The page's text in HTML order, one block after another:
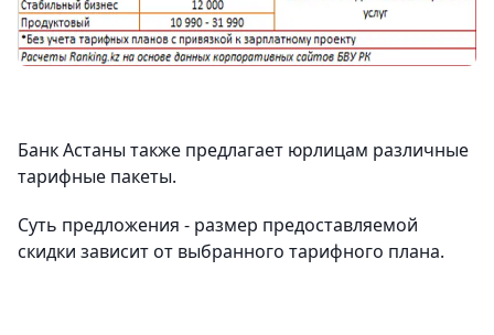
Банк Астаны также предлагает юрлицам различные
тарифные пакеты.
Суть предложения - размер предоставляемой
скидки зависит от выбранного тарифного плана.